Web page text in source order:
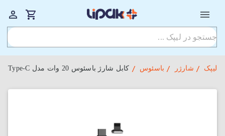
لیپک شارژر باسئوس کابل شارژ باسئوس 20 وات مدل Baseus Zinc Magnetic Cable Lightning to Type-C با طول 100 سانتی‌متر